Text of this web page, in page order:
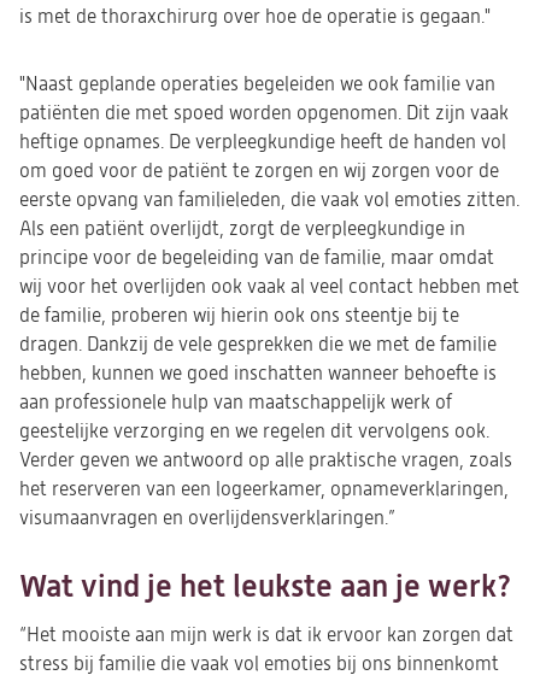
is met de thoraxchirurg over hoe de operatie is gegaan."
"Naast geplande operaties begeleiden we ook familie van
patiënten die met spoed worden opgenomen. Dit zijn vaak
heftige opnames. De verpleegkundige heeft de handen vol
om goed voor de patiënt te zorgen en wij zorgen voor de
eerste opvang van familieleden, die vaak vol emoties zitten.
Als een patiënt overlijdt, zorgt de verpleegkundige in
principe voor de begeleiding van de familie, maar omdat
wij voor het overlijden ook vaak al veel contact hebben met
de familie, proberen wij hierin ook ons steentje bij te
dragen. Dankzij de vele gesprekken die we met de familie
hebben, kunnen we goed inschatten wanneer behoefte is
aan professionele hulp van maatschappelijk werk of
geestelijke verzorging en we regelen dit vervolgens ook.
Verder geven we antwoord op alle praktische vragen, zoals
het reserveren van een logeerkamer, opnameverklaringen,
visumaanvragen en overlijdensverklaringen.”
Wat vind je het leukste aan je werk?
“Het mooiste aan mijn werk is dat ik ervoor kan zorgen dat
stress bij familie die vaak vol emoties bij ons binnenkomt